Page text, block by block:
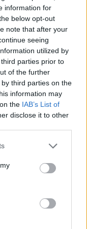
information for
below opt-out
note that after your
seeing
utilized by
parties prior to
of the further
third parties on the
information may
the IAB’s List of
disclose it to other
Prawidłowo
lipca, a nie
odbyłam
w Turcji
7 dni przerwy i
radzi, dla
ginekologia